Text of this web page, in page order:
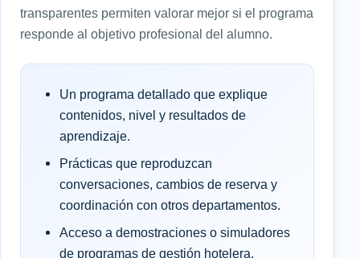
transparentes permiten valorar mejor si el programa
responde al objetivo profesional del alumno.
Un programa detallado que explique
contenidos, nivel y resultados de
aprendizaje.
Prácticas que reproduzcan
conversaciones, cambios de reserva y
coordinación con otros departamentos.
Acceso a demostraciones o simuladores
de programas de gestión hotelera.